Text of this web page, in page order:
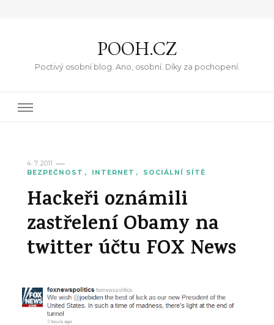
POOH.CZ
Poctivý osobní blog. Ano, osobní. Díky za pochopení.
4. 7. 2011
BEZPEČNOST
INTERNET SOCIÁLNÍ SÍTĚ
Hackeři oznámili
zastřelení Obamy na
twitter účtu FOX News